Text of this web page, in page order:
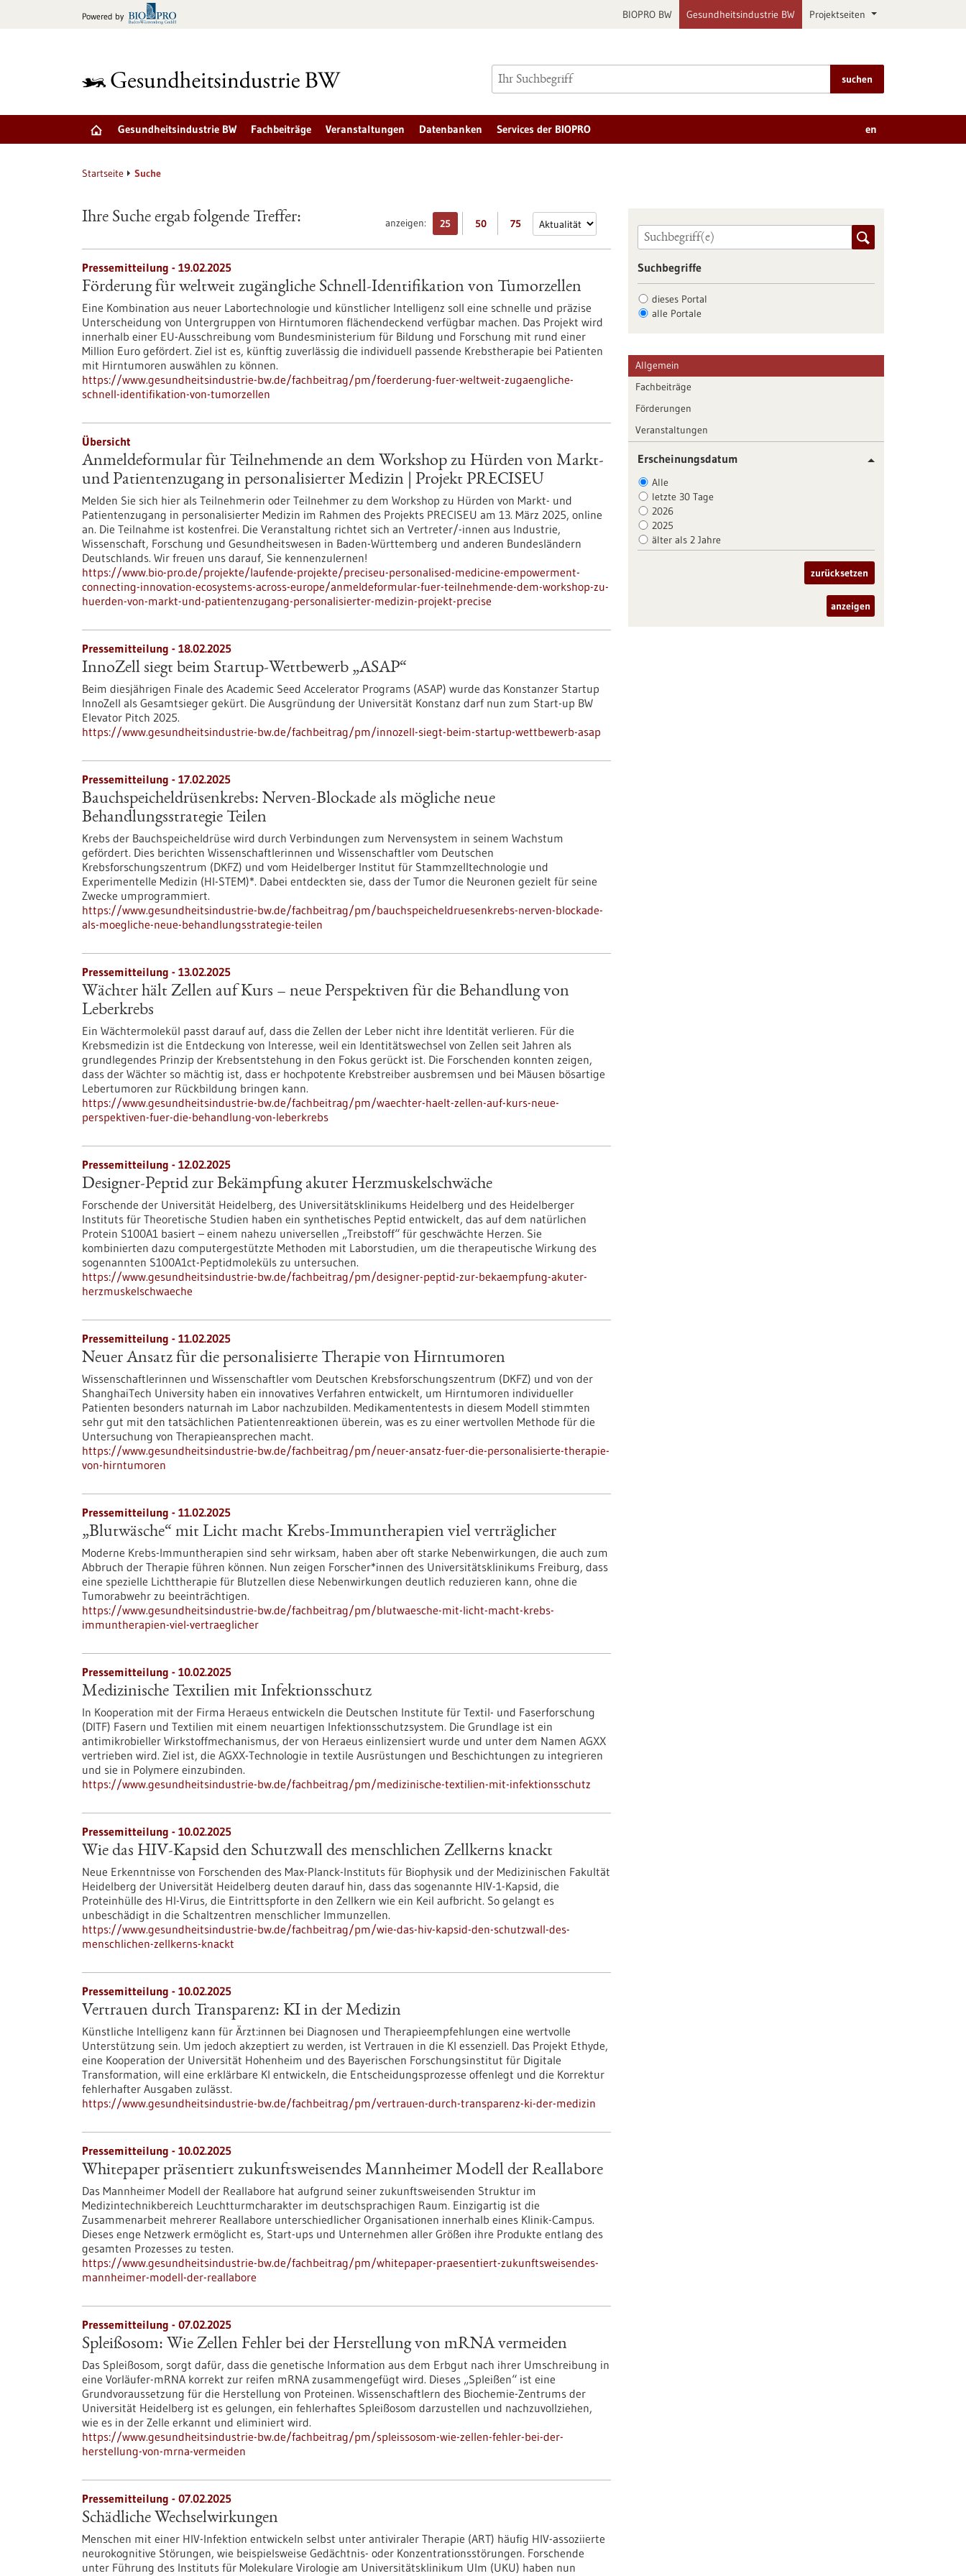
Powered by BIOPRO BW Gesundheitsindustrie BW Projektseiten
suchen
Gesundheitsindustrie BW Fachbeiträge Veranstaltungen Datenbanken Services der BIOPRO en
Startseite Suche
anzeigen: 25 50 75
Ihre Suche ergab folgende Treffer:
Pressemitteilung - 19.02.2025
Förderung für weltweit zugängliche Schnell-Identifikation von Tumorzellen
Eine Kombination aus neuer Labortechnologie und künstlicher Intelligenz soll eine schnelle und präzise
Unterscheidung von Untergruppen von Hirntumoren flächendeckend verfügbar machen. Das Projekt wird
innerhalb einer EU-Ausschreibung vom Bundesministerium für Bildung und Forschung mit rund einer
Million Euro gefördert. Ziel ist es, künftig zuverlässig die individuell passende Krebstherapie bei Patienten
mit Hirntumoren auswählen zu können.
https://www.gesundheitsindustrie-bw.de/fachbeitrag/pm/foerderung-fuer-weltweit-zugaengliche-
schnell-identifikation-von-tumorzellen
Übersicht
Anmeldeformular für Teilnehmende an dem Workshop zu Hürden von Markt-
und Patientenzugang in personalisierter Medizin | Projekt PRECISEU
Melden Sie sich hier als Teilnehmerin oder Teilnehmer zu dem Workshop zu Hürden von Markt- und
Patientenzugang in personalisierter Medizin im Rahmen des Projekts PRECISEU am 13. März 2025, online
an. Die Teilnahme ist kostenfrei. Die Veranstaltung richtet sich an Vertreter/-innen aus Industrie,
Wissenschaft, Forschung und Gesundheitswesen in Baden-Württemberg und anderen Bundesländern
Deutschlands. Wir freuen uns darauf, Sie kennenzulernen!
https://www.bio-pro.de/projekte/laufende-projekte/preciseu-personalised-medicine-empowerment-
connecting-innovation-ecosystems-across-europe/anmeldeformular-fuer-teilnehmende-dem-workshop-zu-
huerden-von-markt-und-patientenzugang-personalisierter-medizin-projekt-precise
Pressemitteilung - 18.02.2025
InnoZell siegt beim Startup-Wettbewerb „ASAP“
Beim diesjährigen Finale des Academic Seed Accelerator Programs (ASAP) wurde das Konstanzer Startup
InnoZell als Gesamtsieger gekürt. Die Ausgründung der Universität Konstanz darf nun zum Start-up BW
Elevator Pitch 2025.
https://www.gesundheitsindustrie-bw.de/fachbeitrag/pm/innozell-siegt-beim-startup-wettbewerb-asap
Pressemitteilung - 17.02.2025
Bauchspeicheldrüsenkrebs: Nerven-Blockade als mögliche neue
Behandlungsstrategie Teilen
Krebs der Bauchspeicheldrüse wird durch Verbindungen zum Nervensystem in seinem Wachstum
gefördert. Dies berichten Wissenschaftlerinnen und Wissenschaftler vom Deutschen
Krebsforschungszentrum (DKFZ) und vom Heidelberger Institut für Stammzelltechnologie und
Experimentelle Medizin (HI-STEM)*. Dabei entdeckten sie, dass der Tumor die Neuronen gezielt für seine
Zwecke umprogrammiert.
https://www.gesundheitsindustrie-bw.de/fachbeitrag/pm/bauchspeicheldruesenkrebs-nerven-blockade-
als-moegliche-neue-behandlungsstrategie-teilen
Pressemitteilung - 13.02.2025
Wächter hält Zellen auf Kurs – neue Perspektiven für die Behandlung von
Leberkrebs
Ein Wächtermolekül passt darauf auf, dass die Zellen der Leber nicht ihre Identität verlieren. Für die
Krebsmedizin ist die Entdeckung von Interesse, weil ein Identitätswechsel von Zellen seit Jahren als
grundlegendes Prinzip der Krebsentstehung in den Fokus gerückt ist. Die Forschenden konnten zeigen,
dass der Wächter so mächtig ist, dass er hochpotente Krebstreiber ausbremsen und bei Mäusen bösartige
Lebertumoren zur Rückbildung bringen kann.
https://www.gesundheitsindustrie-bw.de/fachbeitrag/pm/waechter-haelt-zellen-auf-kurs-neue-
perspektiven-fuer-die-behandlung-von-leberkrebs
Pressemitteilung - 12.02.2025
Designer-Peptid zur Bekämpfung akuter Herzmuskelschwäche
Forschende der Universität Heidelberg, des Universitätsklinikums Heidelberg und des Heidelberger
Instituts für Theoretische Studien haben ein synthetisches Peptid entwickelt, das auf dem natürlichen
Protein S100A1 basiert – einem nahezu universellen „Treibstoff“ für geschwächte Herzen. Sie
kombinierten dazu computergestützte Methoden mit Laborstudien, um die therapeutische Wirkung des
sogenannten S100A1ct-Peptidmoleküls zu untersuchen.
https://www.gesundheitsindustrie-bw.de/fachbeitrag/pm/designer-peptid-zur-bekaempfung-akuter-
herzmuskelschwaeche
Pressemitteilung - 11.02.2025
Neuer Ansatz für die personalisierte Therapie von Hirntumoren
Wissenschaftlerinnen und Wissenschaftler vom Deutschen Krebsforschungszentrum (DKFZ) und von der
ShanghaiTech University haben ein innovatives Verfahren entwickelt, um Hirntumoren individueller
Patienten besonders naturnah im Labor nachzubilden. Medikamententests in diesem Modell stimmten
sehr gut mit den tatsächlichen Patientenreaktionen überein, was es zu einer wertvollen Methode für die
Untersuchung von Therapieansprechen macht.
https://www.gesundheitsindustrie-bw.de/fachbeitrag/pm/neuer-ansatz-fuer-die-personalisierte-therapie-
von-hirntumoren
Pressemitteilung - 11.02.2025
„Blutwäsche“ mit Licht macht Krebs-Immuntherapien viel verträglicher
Moderne Krebs-Immuntherapien sind sehr wirksam, haben aber oft starke Nebenwirkungen, die auch zum
Abbruch der Therapie führen können. Nun zeigen Forscher*innen des Universitätsklinikums Freiburg, dass
eine spezielle Lichttherapie für Blutzellen diese Nebenwirkungen deutlich reduzieren kann, ohne die
Tumorabwehr zu beeinträchtigen.
https://www.gesundheitsindustrie-bw.de/fachbeitrag/pm/blutwaesche-mit-licht-macht-krebs-
immuntherapien-viel-vertraeglicher
Pressemitteilung - 10.02.2025
Medizinische Textilien mit Infektionsschutz
In Kooperation mit der Firma Heraeus entwickeln die Deutschen Institute für Textil- und Faserforschung
(DITF) Fasern und Textilien mit einem neuartigen Infektionsschutzsystem. Die Grundlage ist ein
antimikrobieller Wirkstoffmechanismus, der von Heraeus einlizensiert wurde und unter dem Namen AGXX
vertrieben wird. Ziel ist, die AGXX-Technologie in textile Ausrüstungen und Beschichtungen zu integrieren
und sie in Polymere einzubinden.
https://www.gesundheitsindustrie-bw.de/fachbeitrag/pm/medizinische-textilien-mit-infektionsschutz
Pressemitteilung - 10.02.2025
Wie das HIV-Kapsid den Schutzwall des menschlichen Zellkerns knackt
Neue Erkenntnisse von Forschenden des Max-Planck-Instituts für Biophysik und der Medizinischen Fakultät
Heidelberg der Universität Heidelberg deuten darauf hin, dass das sogenannte HIV-1-Kapsid, die
Proteinhülle des HI-Virus, die Eintrittspforte in den Zellkern wie ein Keil aufbricht. So gelangt es
unbeschädigt in die Schaltzentren menschlicher Immunzellen.
https://www.gesundheitsindustrie-bw.de/fachbeitrag/pm/wie-das-hiv-kapsid-den-schutzwall-des-
menschlichen-zellkerns-knackt
Pressemitteilung - 10.02.2025
Vertrauen durch Transparenz: KI in der Medizin
Künstliche Intelligenz kann für Ärzt:innen bei Diagnosen und Therapieempfehlungen eine wertvolle
Unterstützung sein. Um jedoch akzeptiert zu werden, ist Vertrauen in die KI essenziell. Das Projekt Ethyde,
eine Kooperation der Universität Hohenheim und des Bayerischen Forschungsinstitut für Digitale
Transformation, will eine erklärbare KI entwickeln, die Entscheidungsprozesse offenlegt und die Korrektur
fehlerhafter Ausgaben zulässt.
https://www.gesundheitsindustrie-bw.de/fachbeitrag/pm/vertrauen-durch-transparenz-ki-der-medizin
Pressemitteilung - 10.02.2025
Whitepaper präsentiert zukunftsweisendes Mannheimer Modell der Reallabore
Das Mannheimer Modell der Reallabore hat aufgrund seiner zukunftsweisenden Struktur im
Medizintechnikbereich Leuchtturmcharakter im deutschsprachigen Raum. Einzigartig ist die
Zusammenarbeit mehrerer Reallabore unterschiedlicher Organisationen innerhalb eines Klinik-Campus.
Dieses enge Netzwerk ermöglicht es, Start-ups und Unternehmen aller Größen ihre Produkte entlang des
gesamten Prozesses zu testen.
https://www.gesundheitsindustrie-bw.de/fachbeitrag/pm/whitepaper-praesentiert-zukunftsweisendes-
mannheimer-modell-der-reallabore
Pressemitteilung - 07.02.2025
Spleißosom: Wie Zellen Fehler bei der Herstellung von mRNA vermeiden
Das Spleißosom, sorgt dafür, dass die genetische Information aus dem Erbgut nach ihrer Umschreibung in
eine Vorläufer-mRNA korrekt zur reifen mRNA zusammengefügt wird. Dieses „Spleißen“ ist eine
Grundvoraussetzung für die Herstellung von Proteinen. Wissenschaftlern des Biochemie-Zentrums der
Universität Heidelberg ist es gelungen, ein fehlerhaftes Spleißosom darzustellen und nachzuvollziehen,
wie es in der Zelle erkannt und eliminiert wird.
https://www.gesundheitsindustrie-bw.de/fachbeitrag/pm/spleissosom-wie-zellen-fehler-bei-der-
herstellung-von-mrna-vermeiden
Pressemitteilung - 07.02.2025
Schädliche Wechselwirkungen
Menschen mit einer HIV-​Infektion entwickeln selbst unter antiviraler Therapie (ART) häufig HIV-​assoziierte
neurokognitive Störungen, wie beispielsweise Gedächtnis-​ oder Konzentrationsstörungen. Forschende
unter Führung des Instituts für Molekulare Virologie am Universitätsklinikum Ulm (UKU) haben nun
Suchbegriffe
dieses Portal
alle Portale
Allgemein
Fachbeiträge
Förderungen
Veranstaltungen
Erscheinungsdatum
Alle
letzte 30 Tage
2026
2025
älter als 2 Jahre
zurücksetzen
anzeigen